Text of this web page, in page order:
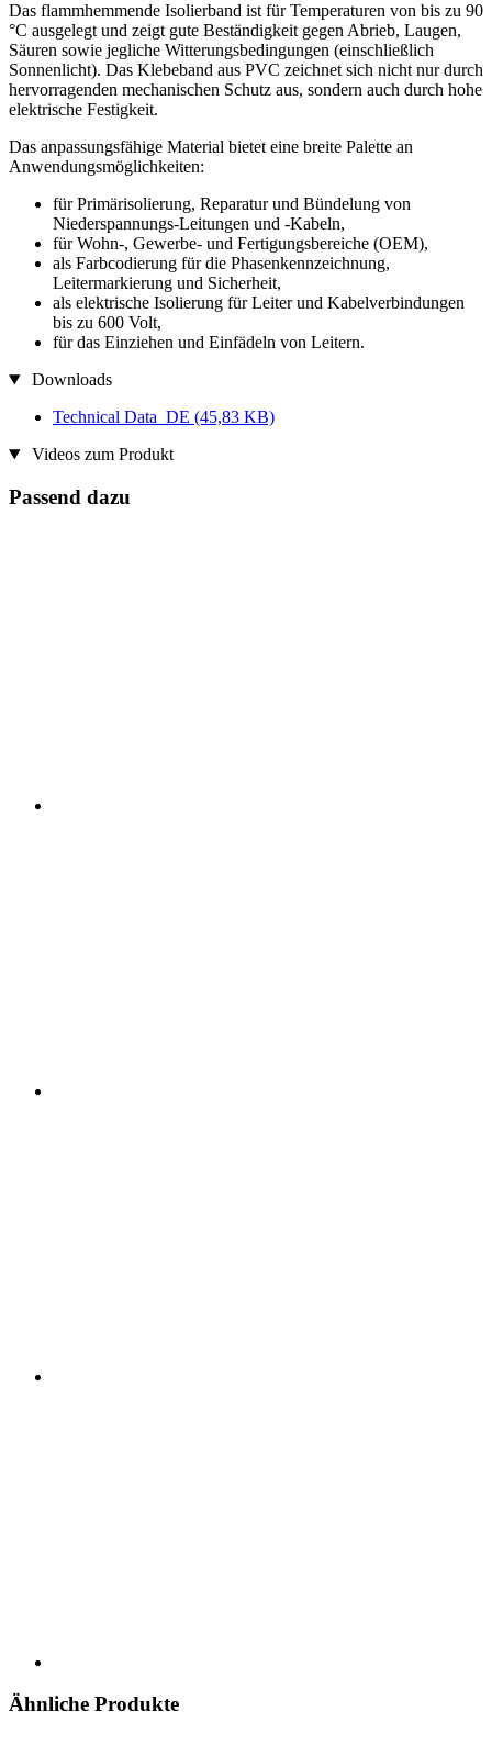
Das flammhemmende Isolierband ist für Temperaturen von bis zu 90
°C ausgelegt und zeigt gute Beständigkeit gegen Abrieb, Laugen,
Säuren sowie jegliche Witterungsbedingungen (einschließlich
Sonnenlicht). Das Klebeband aus PVC zeichnet sich nicht nur durch
hervorragenden mechanischen Schutz aus, sondern auch durch hohe
elektrische Festigkeit.
Das anpassungsfähige Material bietet eine breite Palette an
Anwendungsmöglichkeiten:
für Primärisolierung, Reparatur und Bündelung von
Niederspannungs-Leitungen und -Kabeln,
für Wohn-, Gewerbe- und Fertigungsbereiche (OEM),
als Farbcodierung für die Phasenkennzeichnung,
Leitermarkierung und Sicherheit,
als elektrische Isolierung für Leiter und Kabelverbindungen
bis zu 600 Volt,
für das Einziehen und Einfädeln von Leitern.
Downloads
Technical Data_DE (45,83 KB)
Videos zum Produkt
Passend dazu
Ähnliche Produkte